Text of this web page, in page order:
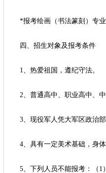
*报考绘画（书法篆刻）专业
四、招生对象及报考条件
1、热爱祖国，遵纪守法。
2、普通高中、职业高中、中
3、现役军人凭大军区政治部
4、具有一定美术基础，身体
5、下列人员不能报考：（1）